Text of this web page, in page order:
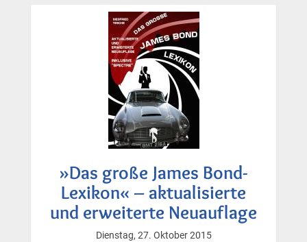
von
Phantásien
»Das große James Bond-
Lexikon« – aktualisierte
und erweiterte Neuauflage
Dienstag, 27. Oktober 2015